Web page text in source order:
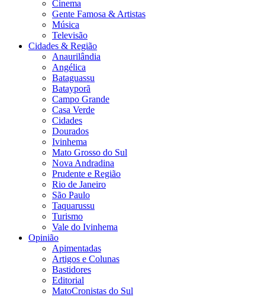
Cinema
Gente Famosa & Artistas
Música
Televisão
Cidades & Região
Anaurilândia
Angélica
Bataguassu
Batayporã
Campo Grande
Casa Verde
Cidades
Dourados
Ivinhema
Mato Grosso do Sul
Nova Andradina
Prudente e Região
Rio de Janeiro
São Paulo
Taquarussu
Turismo
Vale do Ivinhema
Opinião
Apimentadas
Artigos e Colunas
Bastidores
Editorial
MatoCronistas do Sul